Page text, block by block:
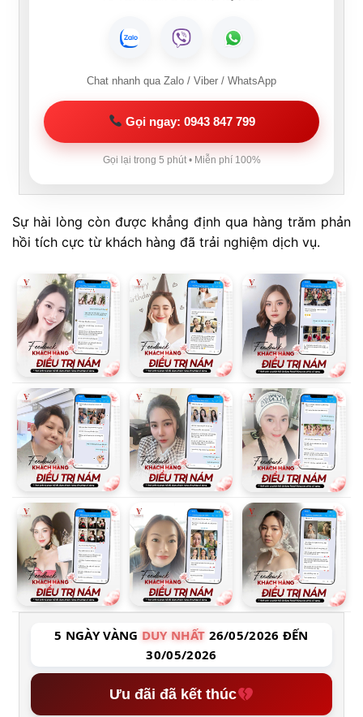
Chat nhanh qua Zalo / Viber / WhatsApp
Gọi ngay: 0943 847 799
Gọi lại trong 5 phút • Miễn phí 100%
Sự hài lòng còn được khẳng định qua hàng trăm phản
hồi tích cực từ khách hàng đã trải nghiệm dịch vụ.
5 NGÀY VÀNG DUY NHẤT 26/05/2026 ĐẾN
30/05/2026
Ưu đãi đã kết thúc